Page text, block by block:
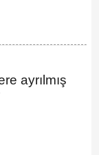
ayrılmış